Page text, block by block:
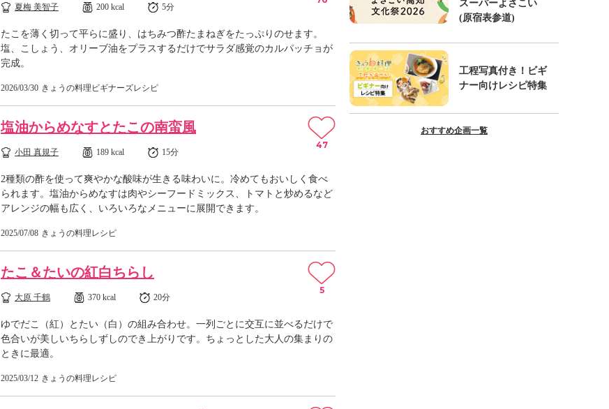
夏梅 美智子 200 kcal 5分
たこを薄く切って平らに盛り、はちみつ酢たまねぎをたっぷりのせます。
塩、こしょう、オリーブ油をプラスするだけでサラダ感覚のカルパッチョが
完成。
2026/03/30 きょうの料理ビギナーズレシピ
塩油からめなすとたこの南蛮風
小田 真規子 189 kcal 15分
2種類の酢を使って爽やかな酸味が生きる味わいに。冷めてもおいしく食べ
られます。塩油からめなすは肉やシーフードミックス、トマトと炒めるなど
アレンジの幅も広く、いろいろなメニューに展開できます。
2025/07/08 きょうの料理レシピ
47
たこ＆たいの紅白ちらし
大原 千鶴 370 kcal 20分
ゆでだこ（紅）とたい（白）の組み合わせ。一列ごとに交互に並べるだけで
色合いが美しいちらしずしのでき上がりです。ちょっとした大人の集まりの
ときに最適。
2025/03/12 きょうの料理レシピ
5
スーパーよさこい
(原宿表参道)
工程写真付き！ビギ
ナー向けレシピ特集
おすすめ企画一覧